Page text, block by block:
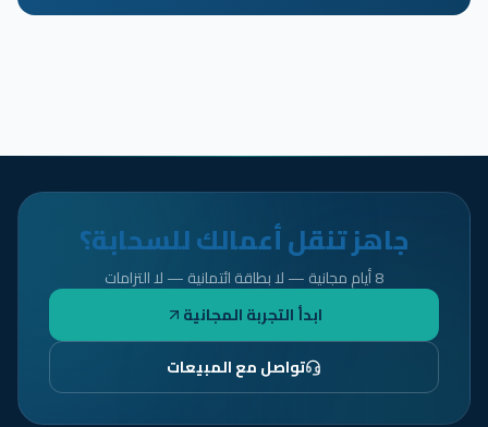
جاهز تنقل أعمالك للسحابة؟
8 أيام مجانية — لا بطاقة ائتمانية — لا التزامات
ابدأ التجربة المجانية
تواصل مع المبيعات